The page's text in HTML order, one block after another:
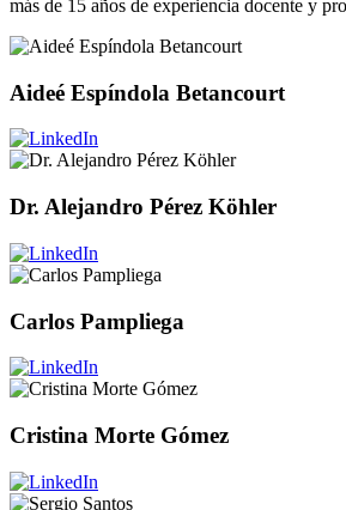
más de 15 años de experiencia docente y
Aideé Espíndola Betancourt
Dr. Alejandro Pérez Köhler
Carlos Pampliega
Cristina Morte Gómez